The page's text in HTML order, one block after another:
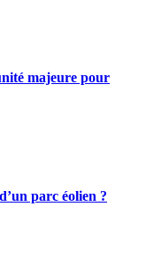
majeure pour
parc éolien ?